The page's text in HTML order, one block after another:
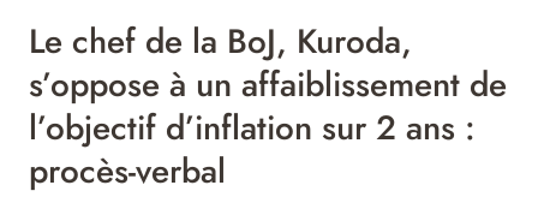
Le chef de la BoJ, Kuroda,
s’oppose à un affaiblissement de
l’objectif d’inflation sur 2 ans :
procès-verbal